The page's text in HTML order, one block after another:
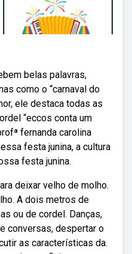
belas palavras,
como o “carnaval do
ele destaca todas as
“eccos conta um
fernanda carolina
festa junina, a cultura
festa junina.
deixar velho de molho.
A dois metros de
ou de cordel. Danças,
conversas, despertar o
as características da.